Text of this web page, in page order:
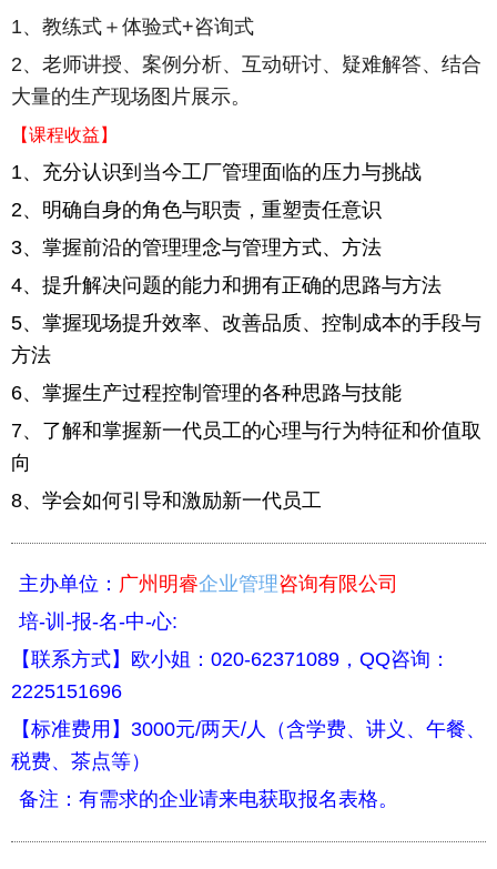
1、教练式＋体验式+咨询式
2、老师讲授、案例分析、互动研讨、疑难解答、结合
大量的生产现场图片展示。
【课程收益】
1、充分认识到当今工厂管理面临的压力与挑战
2、明确自身的角色与职责，重塑责任意识
3、掌握前沿的管理理念与管理方式、方法
4、提升解决问题的能力和拥有正确的思路与方法
5、掌握现场提升效率、改善品质、控制成本的手段与
方法
6、掌握生产过程控制管理的各种思路与技能
7、了解和掌握新一代员工的心理与行为特征和价值取
向
8、学会如何引导和激励新一代员工
主办单位： 广州明睿企业管理咨询有限公司
培-训 -报-名-中-心:
【联系方式】欧小姐： 020-62371089 ， QQ咨询：
2225151696
【标准费用】 3000元/两天/人（含学费、讲义、午餐、
税费、茶点等）
备注：有需求的企业请来电获取报名表格。